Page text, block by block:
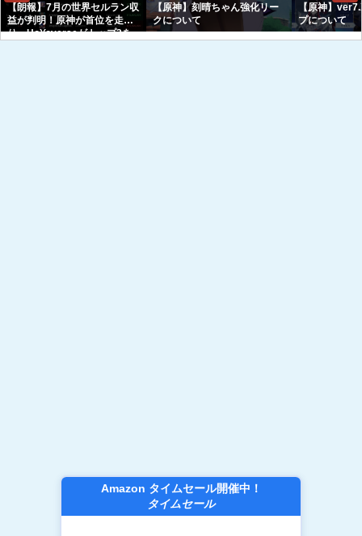
【朗報】7月の世界セルラン収
益が判明！原神が首位を走
り、HoYoverseがトップ3を
【原神】刻晴ちゃん強化リー
クについて
【原神】
プについて
Amazon タイムセール開催中！
タイムセール